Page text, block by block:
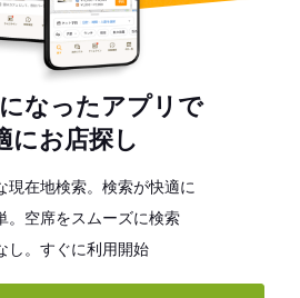
なったアプリで
にお店探し
現在地検索。検索が快適に
。空席をスムーズに検索
し。すぐに利用開始